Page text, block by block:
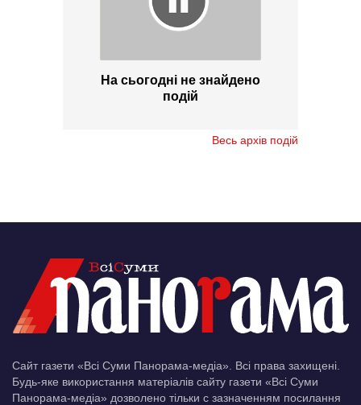
На сьогодні не знайдено
подій
Весь архів подій
Сайт газети «Всі Суми Панорама-медіа». Всі права захищені.
Будь-яке використання матеріалів сайту газети «Всі Суми
Панорама-медіа» дозволено тільки c зазначенням посилання